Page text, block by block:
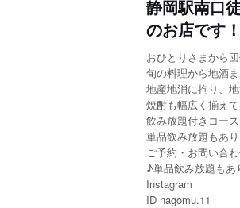
静岡駅南口
のお店です！
おひとりさまから
旬の料理から地酒
地産地消に拘り、
焼酎も幅広く揃え
飲み放題付きコー
単品飲み放題もあり
ご予約・お問い合
♪単品飲み放題もあ
Instagram
ID nagomu.11